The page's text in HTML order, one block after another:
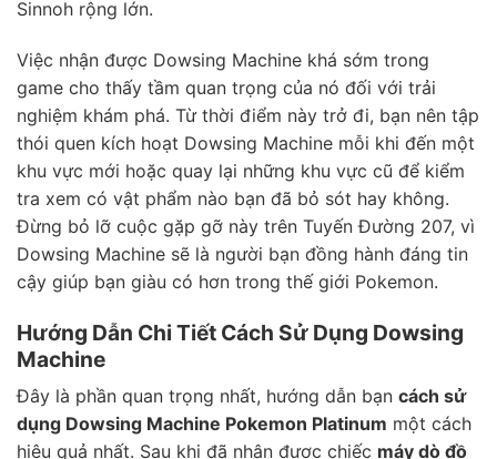
Sinnoh rộng lớn.
Việc nhận được Dowsing Machine khá sớm trong
game cho thấy tầm quan trọng của nó đối với trải
nghiệm khám phá. Từ thời điểm này trở đi, bạn nên tập
thói quen kích hoạt Dowsing Machine mỗi khi đến một
khu vực mới hoặc quay lại những khu vực cũ để kiểm
tra xem có vật phẩm nào bạn đã bỏ sót hay không.
Đừng bỏ lỡ cuộc gặp gỡ này trên Tuyến Đường 207, vì
Dowsing Machine sẽ là người bạn đồng hành đáng tin
cậy giúp bạn giàu có hơn trong thế giới Pokemon.
Hướng Dẫn Chi Tiết Cách Sử Dụng Dowsing
Machine
Đây là phần quan trọng nhất, hướng dẫn bạn cách sử
dụng Dowsing Machine Pokemon Platinum một cách
hiệu quả nhất. Sau khi đã nhận được chiếc máy dò đồ